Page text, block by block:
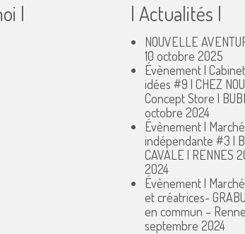
| | Actualités |
NOUVELLE
10 octobre 2025
Évènement |
idées #9 | CHEZ
Concept Store |
octobre 2024
Évènement |
indépendante #3 |
CAVALE | RENNES
2024
Évènement |
et créatrices-
en commun –
septembre 2024